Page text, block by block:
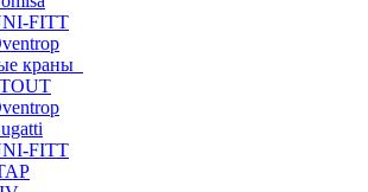
FITT
краны
FITT